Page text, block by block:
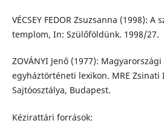
VÉCSEY FEDOR Zsuzsanna (1998):
templom, In: Szülőföldünk. 1998/27.
ZOVÁNYI Jenő (1977):
egyháztörténeti lexikon. MRE Zsinati
Sajtóosztálya, Budapest.
Kézirattári források: